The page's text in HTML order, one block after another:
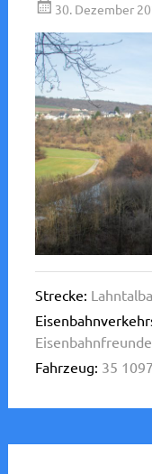
30. Dezember
Strecke:
Fahrzeug: 35 1097